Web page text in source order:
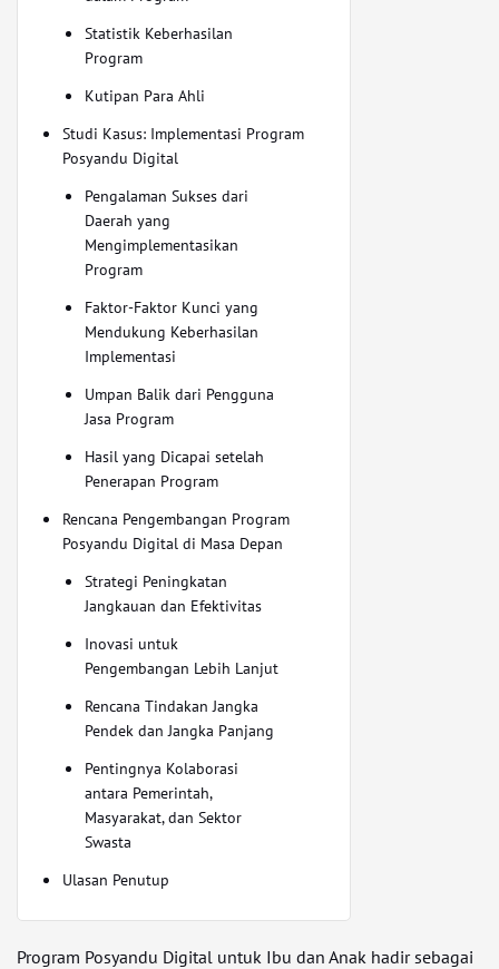
Statistik Keberhasilan
Program
Kutipan Para Ahli
Studi Kasus: Implementasi Program
Posyandu Digital
Pengalaman Sukses dari
Daerah yang
Mengimplementasikan
Program
Faktor-Faktor Kunci yang
Mendukung Keberhasilan
Implementasi
Umpan Balik dari Pengguna
Jasa Program
Hasil yang Dicapai setelah
Penerapan Program
Rencana Pengembangan Program
Posyandu Digital di Masa Depan
Strategi Peningkatan
Jangkauan dan Efektivitas
Inovasi untuk
Pengembangan Lebih Lanjut
Rencana Tindakan Jangka
Pendek dan Jangka Panjang
Pentingnya Kolaborasi
antara Pemerintah,
Masyarakat, dan Sektor
Swasta
Ulasan Penutup
Program Posyandu Digital untuk Ibu dan Anak hadir sebagai